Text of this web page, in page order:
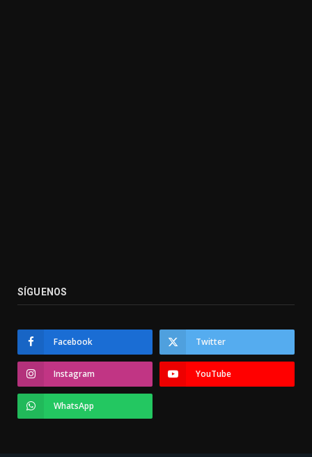
SÍGUENOS
Facebook Twitter
Instagram YouTube
WhatsApp